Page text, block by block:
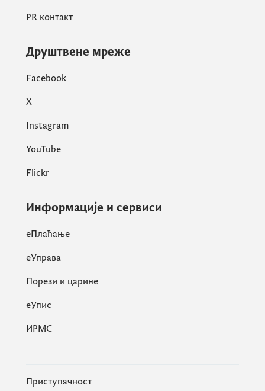
PR контакт
Друштвене мреже
Facebook
X
Instagram
YouTube
Flickr
Информације и сервиси
eПлаћање
еУправа
Порези и царине
eУпис
ИРМС
Приступачност